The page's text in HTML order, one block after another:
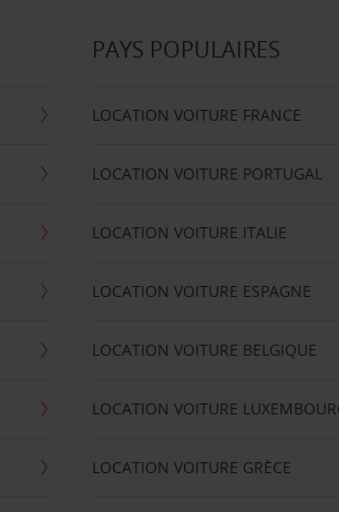
PAYS POPULAIRES
LOCATION VOITURE FRANCE
LOCATION VOITURE PORTUGAL
LOCATION VOITURE ITALIE
LOCATION VOITURE ESPAGNE
LOCATION VOITURE BELGIQUE
LOCATION VOITURE
LOCATION VOITURE GRÈCE